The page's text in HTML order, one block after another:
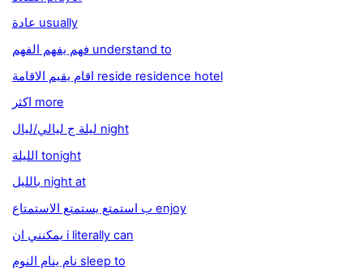
عادة usually
فهم يفهم الفهم understand to
اقام يقيم الاقامة reside residence hotel
اكثر more
ليلة ج ليالي/ليال night
الليلة tonight
بالليل night at
ب استمتع يستمتع الاستمتاع enjoy
يمكنني ان i literally can
نام ينام النوم sleep to